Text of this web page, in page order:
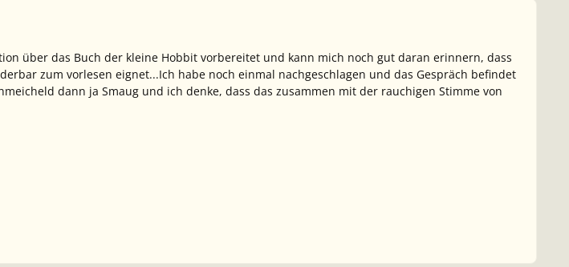
über das Buch der kleine Hobbit vorbereitet und kann mich noch gut daran erinnern, dass
zum vorlesen eignet...Ich habe noch einmal nachgeschlagen und das Gespräch befindet
dann ja Smaug und ich denke, dass das zusammen mit der rauchigen Stimme von